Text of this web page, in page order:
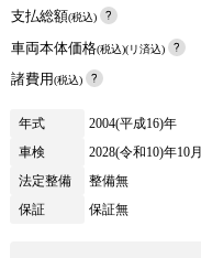
支払総額(税込)
車両本体価格(税込)(リ済込)
諸費用(税込)
年式 2004(平成16)年
車検
2028(令和10)年10月
法定整備
整備無
保証
保証無